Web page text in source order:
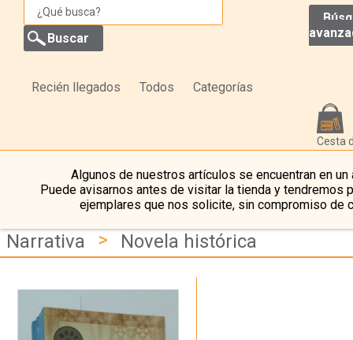
Recién llegados Todos Categorías
Cesta
Algunos de nuestros artículos se encuentran en un
Puede avisarnos antes de visitar la tienda y tendremos
ejemplares que nos solicite, sin compromiso de
Narrativa > Novela histórica